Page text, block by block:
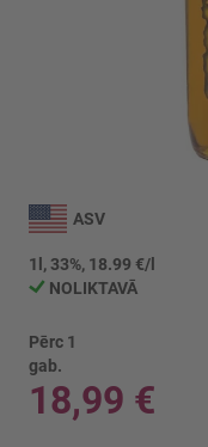
uz
galerijas
sākumu
ASV
1l, 33%, 18.99 €/l
NOLIKTAVĀ
Pērc 1
gab.
18,99 €